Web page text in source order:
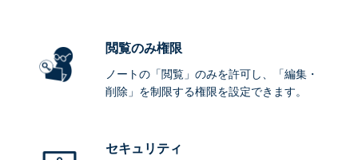
閲覧のみ権限
ノートの「閲覧」のみを許可し、「編集・
削除」を制限する権限を設定できます。
セキュリティ